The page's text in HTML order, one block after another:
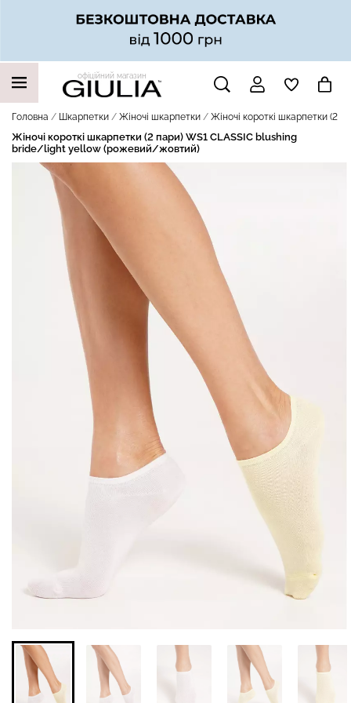
офіційний магазин
Головна Шкарпетки Жіночі шкарпетки Жіночі короткі шкарпетки (2
Жіночі короткі шкарпетки (2 пари) WS1 CLASSIC blushing
bride/light yellow (рожевий/жовтий)
НАШІ ТРЕНДОВІ ТОВАРИ
Безшовні легінси з
мікрофібри LEGGINGS 02
(чорний) Giulia
789 грн.
Безшовні легінси
LEGGINGS (чорний) Giulia
689 грн.